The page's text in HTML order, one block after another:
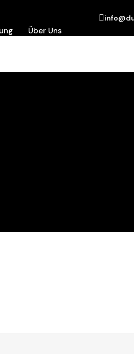
Über Uns